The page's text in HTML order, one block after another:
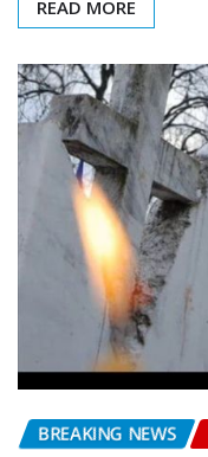
READ MORE
BREAKING NEWS